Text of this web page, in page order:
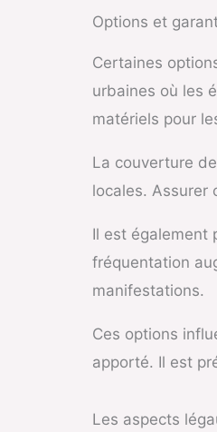
Options et
Certaines
urbaines où les
matériels pour
La couverture
locales. Assurer
Il est également
fréquentation
manifestations.
Ces options
apporté. Il est
Les aspects